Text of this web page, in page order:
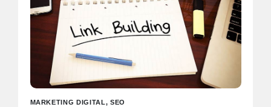
MARKETING DIGITAL, SEO